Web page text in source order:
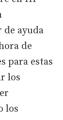
ayuda
de
para estas
los
los